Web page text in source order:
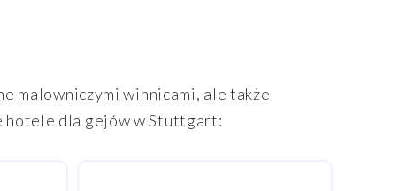
malowniczymi winnicami, ale także
hotele dla gejów w Stuttgart: